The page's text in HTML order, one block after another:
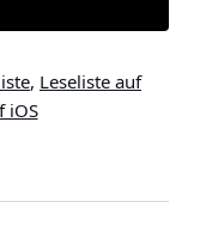
, Leseliste auf
iOS